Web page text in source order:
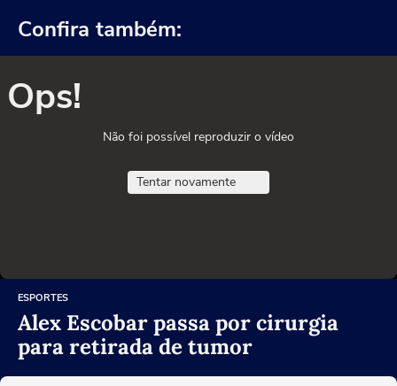
Confira também:
Ops!
Não foi possível reproduzir o vídeo
Tentar novamente
ESPORTES
Alex Escobar passa por cirurgia
para retirada de tumor